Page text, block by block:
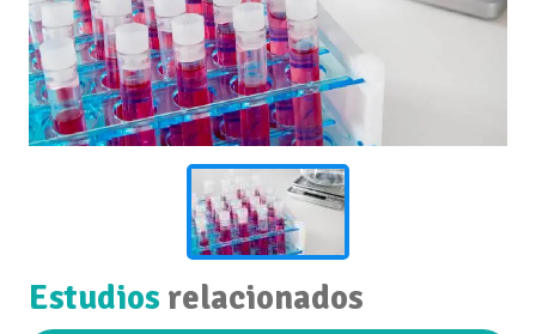
Estudios relacionados